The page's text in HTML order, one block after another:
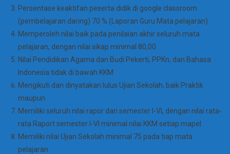
Persentase keaktifan peserta didik di google classroom
(pembelajaran daring) 70 % (Laporan Guru Mata pelajaran)
Memperoleh nilai baik pada penilaian akhir seluruh mata
pelajaran, dengan nilai sikap minimal 80,00.
Nilai Pendidikan Agama dan Budi Pekerti, PPKn, dan Bahasa
Indonesia tidak di bawah KKM
Mengikuti dan dinyatakan lulus Ujian Sekolah, baik Praktik
maupun
Memiliki seluruh nilai rapor dari semester I-VI, dengan nilai rata-
rata Raport semester I-VI minimal nilai KKM setiap mapel
Memiliki nilai Ujian Sekolah minimal 75 pada tiap mata
pelajaran